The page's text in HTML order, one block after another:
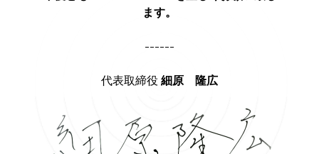
ます。
------
代表取締役 細原 隆広